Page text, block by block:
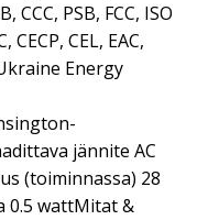
CCC, PSB, FCC, ISO
CECP, CEL, EAC,
Energy
jännite AC
(toiminnassa) 28
0.5 wattMitat &